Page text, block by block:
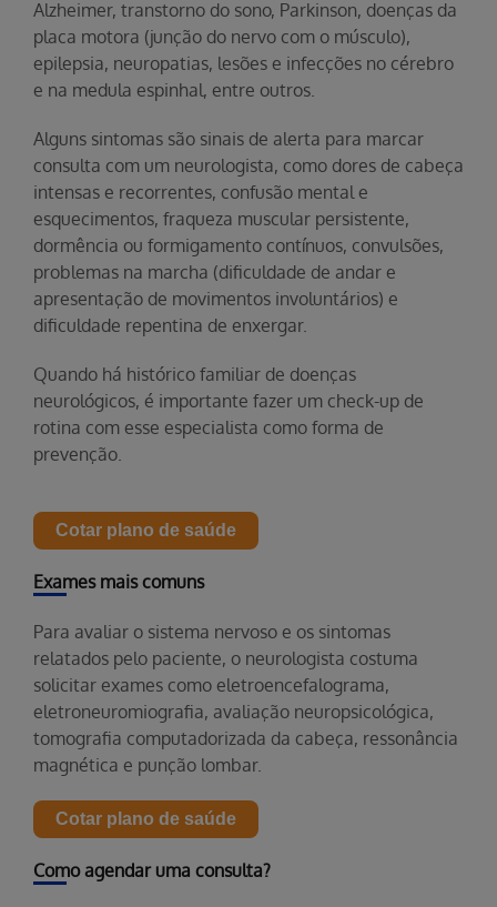
Alzheimer, transtorno do sono, Parkinson, doenças da
placa motora (junção do nervo com o músculo),
epilepsia, neuropatias, lesões e infecções no cérebro
e na medula espinhal, entre outros.
Alguns sintomas são sinais de alerta para marcar
consulta com um neurologista, como dores de cabeça
intensas e recorrentes, confusão mental e
esquecimentos, fraqueza muscular persistente,
dormência ou formigamento contínuos, convulsões,
problemas na marcha (dificuldade de andar e
apresentação de movimentos involuntários) e
dificuldade repentina de enxergar.
Quando há histórico familiar de doenças
neurológicos, é importante fazer um check-up de
rotina com esse especialista como forma de
prevenção.
Cotar plano de saúde
Exames mais comuns
Para avaliar o sistema nervoso e os sintomas
relatados pelo paciente, o neurologista costuma
solicitar exames como eletroencefalograma,
eletroneuromiografia, avaliação neuropsicológica,
tomografia computadorizada da cabeça, ressonância
magnética e punção lombar.
Cotar plano de saúde
Como agendar uma consulta?